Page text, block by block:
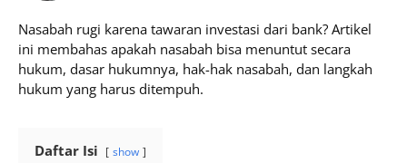
Nasabah rugi karena tawaran investasi dari bank? Artikel
ini membahas apakah nasabah bisa menuntut secara
hukum, dasar hukumnya, hak-hak nasabah, dan langkah
hukum yang harus ditempuh.
Daftar Isi show